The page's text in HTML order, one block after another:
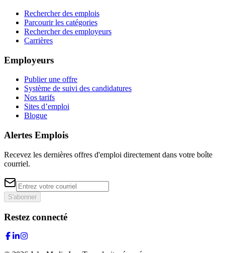
Rechercher des emplois
Parcourir les catégories
Rechercher des employeurs
Carrières
Employeurs
Publier une offre
Système de suivi des candidatures
Nos tarifs
Sites d’emploi
Blogue
Alertes Emplois
Recevez les dernières offres d'emploi directement dans votre boîte
courriel.
S'abonner
Restez connecté